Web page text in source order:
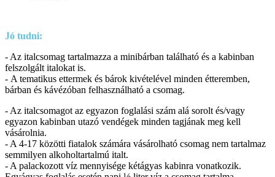
Jó tudni:
- Az italcsomag tartalmazza a minibárban található és a kabinban
felszolgált italokat is.
- A tematikus ettermek és bárok kivételével minden étteremben,
bárban és kávézóban felhasználható a csomag.
- Az italcsomagot az egyazon foglalási szám alá sorolt és/vagy
egyazon kabinban utazó vendégek minden tagjának meg kell
vásárolnia.
- A 4-17 közötti fiatalok számára vásárolható csomag nem tartalmaz
semmilyen alkoholtartalmú italt.
- A palackozott víz mennyisége kétágyas kabinra vonatkozik.